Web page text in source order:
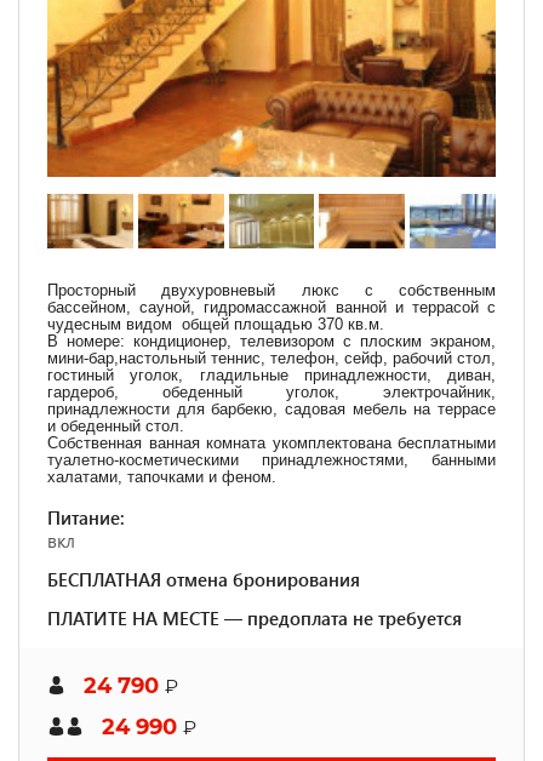
Просторный двухуровневый люкс с собственным
бассейном, сауной, гидромассажной ванной и террасой с
чудесным видом общей площадью 370 кв.м.
В номере: кондиционер, телевизором с плоским экраном,
мини-бар,настольный теннис, телефон, сейф, рабочий стол,
гостиный уголок, гладильные принадлежности, диван,
гардероб, обеденный уголок, электрочайник,
принадлежности для барбекю, садовая мебель на террасе
и обеденный стол.
Собственная ванная комната укомплектована бесплатными
туалетно-косметическими принадлежностями, банными
халатами, тапочками и феном.
Питание:
вкл
БЕСПЛАТНАЯ отмена бронирования
ПЛАТИТЕ НА МЕСТЕ — предоплата не требуется
24 790 ₽
24 990 ₽